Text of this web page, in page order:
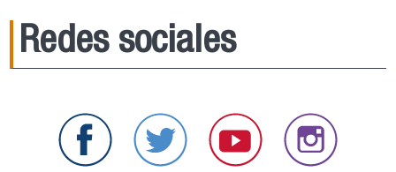
Redes sociales